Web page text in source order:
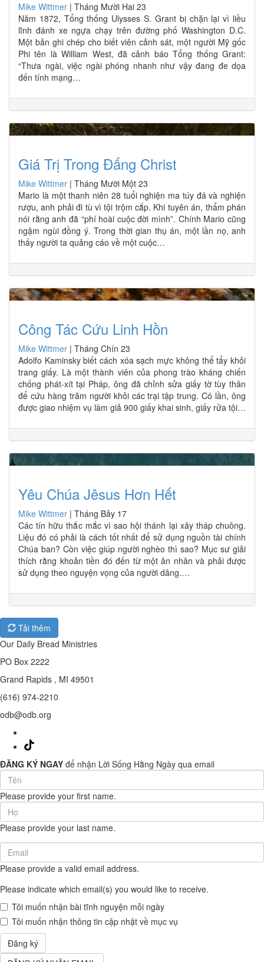
Mike Wittmer | Tháng Mười Hai 23
Năm 1872, Tổng thống Ulysses S. Grant bị chặn lại vì liều
lĩnh đánh xe ngựa chạy trên đường phố Washington D.C.
Một bản ghi chép cho biết viên cảnh sát, một người Mỹ gốc
Phi tên là William West, đã cảnh báo Tổng thống Grant:
“Thưa ngài, việc ngài phóng nhanh như vậy đang đe dọa
đến tính mạng…
Giá Trị Trong Đấng Christ
Mike Wittmer | Tháng Mười Một 23
Mario là một thanh niên 28 tuổi nghiện ma túy đá và nghiện
rượu, anh phải đi tù vì tội trộm cắp. Khi tuyên án, thẩm phán
nói rằng anh đã “phí hoài cuộc đời mình”. Chính Mario cũng
ngậm ngùi đồng ý. Trong thời gian thụ án, một lần nọ, anh
thấy người ta quảng cáo về một cuộc…
Công Tác Cứu Linh Hồn
Mike Wittmer | Tháng Chín 23
Adolfo Kaminsky biết cách xóa sạch mực không thể tẩy khỏi
trang giấy. Là một thành viên của phong trào kháng chiến
chống phát-xít tại Pháp, ông đã chỉnh sửa giấy tờ tùy thân
để cứu hàng trăm người khỏi các trại tập trung. Có lần, ông
được giao nhiệm vụ làm giả 900 giấy khai sinh, giấy rửa tội…
Yêu Chúa Jêsus Hơn Hết
Mike Wittmer | Tháng Bảy 17
Các tín hữu thắc mắc vì sao hội thánh lại xây tháp chuông.
Liệu đó có phải là cách tốt nhất để sử dụng nguồn tài chính
Chúa ban? Còn việc giúp người nghèo thì sao? Mục sư giải
thích rằng khoản tiền đó đến từ một ân nhân và phải được
sử dụng theo nguyện vọng của người dâng.…
Tải thêm
Our Daily Bread Ministries
PO Box 2222
Grand Rapids , MI 49501
(616) 974-2210
odb@odb.org
ĐĂNG KÝ NGAY để nhận Lời Sống Hằng Ngày qua email
First
Name
(required)
Please provide your first name.
Last
Name
(required)
Please provide your last name.
Email
(required)
Please provide a valid email address.
Please indicate which email(s) you would like to receive.
Tôi muốn nhận bài tĩnh nguyện mỗi ngày
Tôi muốn nhận thông tin cập nhật về mục vụ
Đăng ký